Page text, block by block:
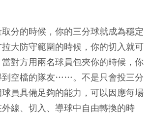
分的時候，你的三分球就成為穩定
大防守範圍的時候，你的切入就可
對方用兩名球員包夾你的時候，你
到空檔的隊友……。不是只會投三分
員具備足夠的能力，可以因應每場
線、切入、導球中自由轉換的時